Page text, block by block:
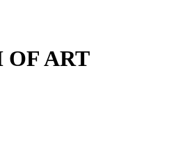
OF ART